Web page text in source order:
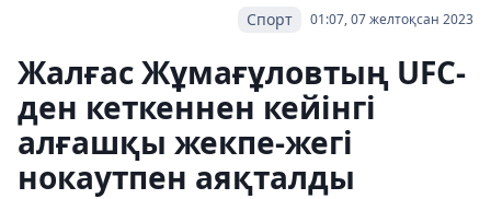
01:07, 07 желтоқсан 2023
Спорт
Жалғас Жұмағұловтың UFC-
ден кеткеннен кейінгі
алғашқы жекпе-жегі
нокаутпен аяқталды